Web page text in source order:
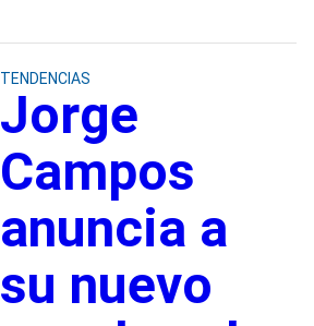
TENDENCIAS
Jorge
Campos
anuncia a
su nuevo